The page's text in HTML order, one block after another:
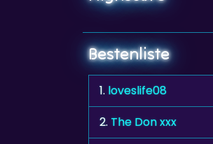
Bestenliste
1. loveslife08
2. The Don xxx